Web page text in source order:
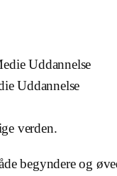
Uddannelse
verden.
begyndere og